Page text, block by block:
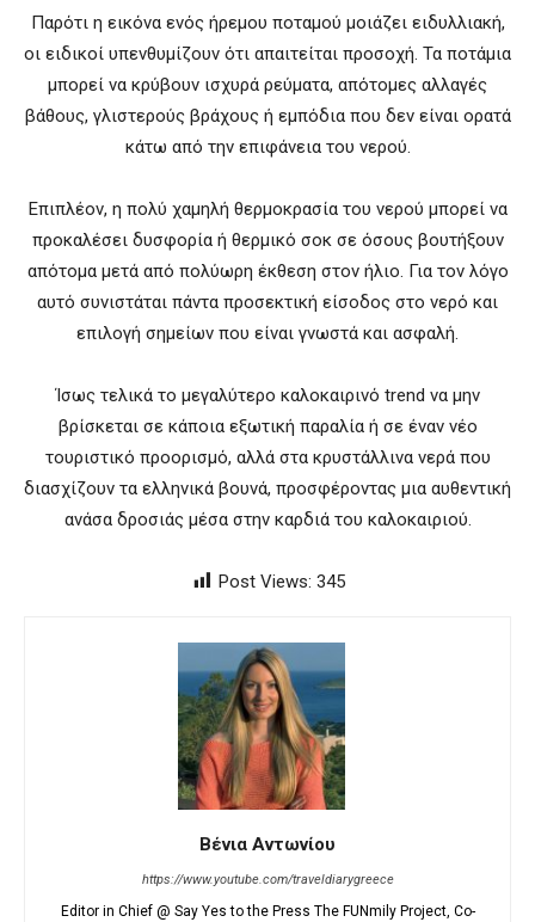
Παρότι η εικόνα ενός ήρεμου ποταμού μοιάζει ειδυλλιακή,
οι ειδικοί υπενθυμίζουν ότι απαιτείται προσοχή. Τα ποτάμια
μπορεί να κρύβουν ισχυρά ρεύματα, απότομες αλλαγές
βάθους, γλιστερούς βράχους ή εμπόδια που δεν είναι ορατά
κάτω από την επιφάνεια του νερού.
Επιπλέον, η πολύ χαμηλή θερμοκρασία του νερού μπορεί να
προκαλέσει δυσφορία ή θερμικό σοκ σε όσους βουτήξουν
απότομα μετά από πολύωρη έκθεση στον ήλιο. Για τον λόγο
αυτό συνιστάται πάντα προσεκτική είσοδος στο νερό και
επιλογή σημείων που είναι γνωστά και ασφαλή.
Ίσως τελικά το μεγαλύτερο καλοκαιρινό trend να μην
βρίσκεται σε κάποια εξωτική παραλία ή σε έναν νέο
τουριστικό προορισμό, αλλά στα κρυστάλλινα νερά που
διασχίζουν τα ελληνικά βουνά, προσφέροντας μια αυθεντική
ανάσα δροσιάς μέσα στην καρδιά του καλοκαιριού.
Post Views: 345
Βένια Αντωνίου
https://www.youtube.com/traveldiarygreece
Editor in Chief @ Say Yes to the Press The FUNmily Project, Co-